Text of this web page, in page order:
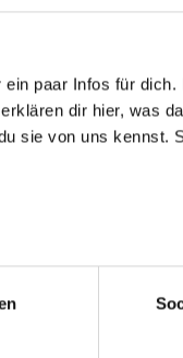
paar Infos für
dir hier, was
sie von uns kennst.
um von dir bei
unsere Webseite zu
Partner für soziale
Weidenhöfer
Schadenabteilung &